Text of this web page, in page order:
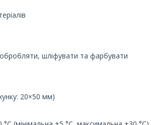
шліфувати та фарбувати
20×50 мм)